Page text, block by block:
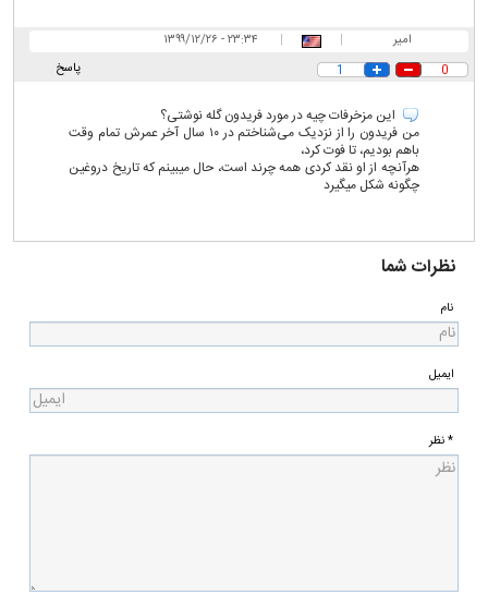
امیر |
|
۲۳:۳۴ - ۱۳۹۹/۱۲/۲۶
پاسخ
0
1
این مزخرفات چیه در مورد فریدون گله نوشتی؟
من فریدون را از نزدیک می‌شناختم در ۱۰ سال آخر عمرش تمام وقت
باهم بودیم، تا فوت کرد،
هرآنچه از او نقد کردی همه چرند است، حال میبینم که تاریخ دروغین
چگونه شکل میگیرد
نظرات شما
نام
ایمیل
* نظر